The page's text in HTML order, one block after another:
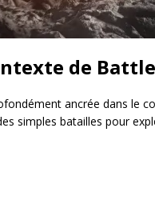
de
ancrée dans le
simples batailles pour